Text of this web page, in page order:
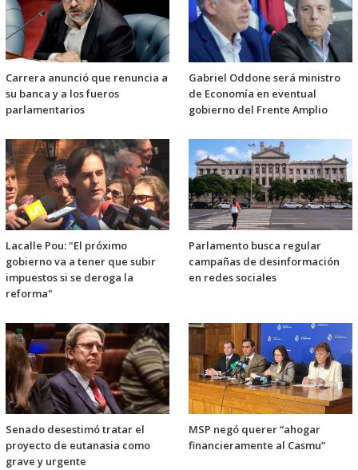
Carrera anunció que renuncia a
su banca y a los fueros
parlamentarios
Gabriel Oddone será ministro
de Economía en eventual
gobierno del Frente Amplio
Lacalle Pou: "El próximo
gobierno va a tener que subir
impuestos si se deroga la
reforma"
Parlamento busca regular
campañas de desinformación
en redes sociales
Senado desestimó tratar el
proyecto de eutanasia como
grave y urgente
MSP negó querer “ahogar
financieramente al Casmu”